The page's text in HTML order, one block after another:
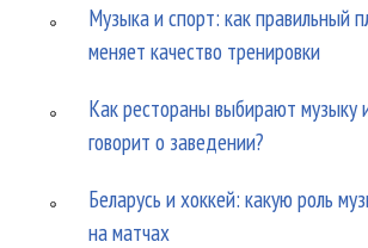
Музыка и спорт: как правильный
меняет качество тренировки
Как рестораны выбирают музыку
говорит о заведении?
Беларусь и хоккей: какую роль
на матчах